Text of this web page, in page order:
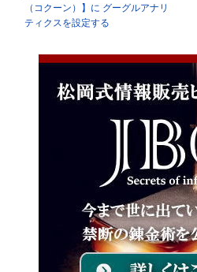
（コクーン）】に グーグルアナリ
ティクスを設定する